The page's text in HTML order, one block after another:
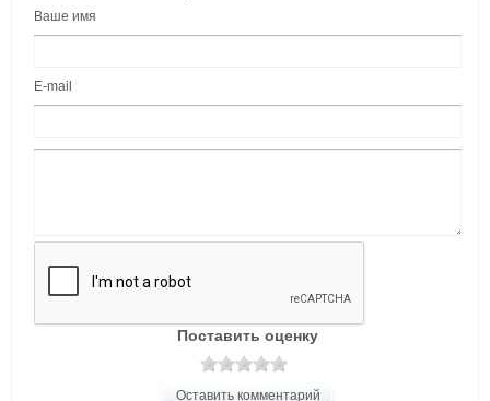
Ваше имя
E-mail
Поставить оценку
Оставить комментарий